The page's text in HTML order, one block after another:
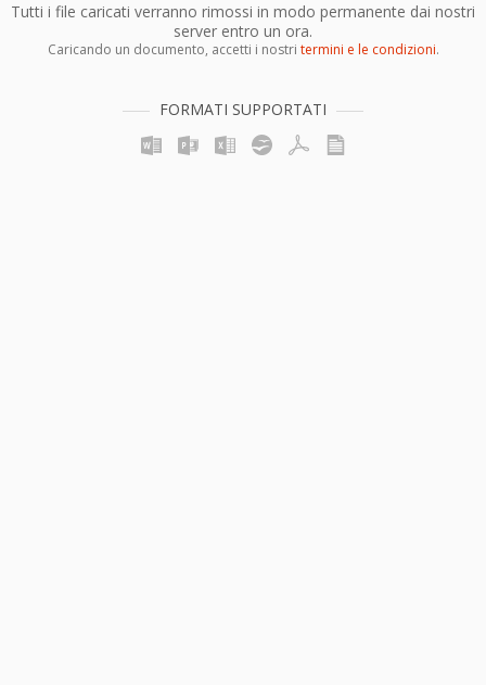
Tutti i file caricati verranno rimossi in modo permanente dai nostri
server entro un ora.
Caricando un documento, accetti i nostri termini e le condizioni.
FORMATI SUPPORTATI